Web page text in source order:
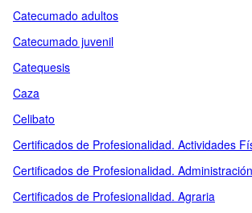
Catecumado adultos
Catecumado juvenil
Catequesis
Caza
Celibato
Certificados de Profesionalidad. Actividades
Certificados de Profesionalidad.
Certificados de Profesionalidad. Agraria